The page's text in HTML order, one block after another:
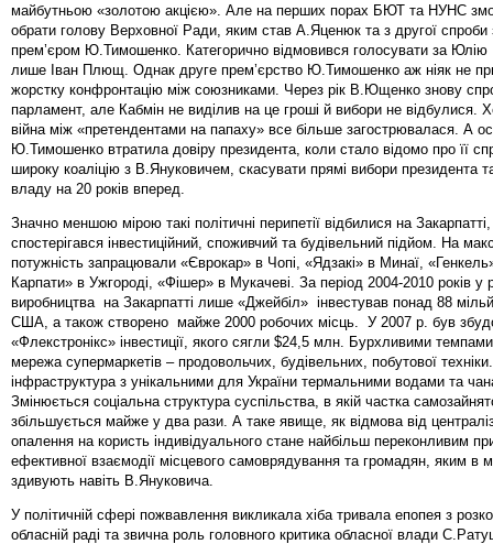
майбутньою «золотою акцією». Але на перших порах БЮТ та НУНС
обрати голову Верховної Ради, яким став А.Яценюк та з другої спроби
прем’єром Ю.Тимошенко. Категорично відмовився голосувати за Юлію
лише Іван Плющ. Однак друге прем’єрство Ю.Тимошенко аж ніяк не
жорстку конфронтацію між союзниками. Через рік В.Ющенко знову
парламент, але Кабмін не виділив на це гроші й вибори не відбулися.
війна між «претендентами на папаху» все більше загострювалася. А
Ю.Тимошенко втратила довіру президента, коли стало відомо про її
широку коаліцію з В.Януковичем, скасувати прямі вибори президента
владу на 20 років вперед.
Значно меншою мірою такі політичні перипетії відбилися на
спостерігався інвестиційний, споживчий та будівельний підйом. На
потужність запрацювали «Єврокар» в Чопі, «Ядзакі» в Минаї,
Карпати» в Ужгороді, «Фішер» в Мукачеві. За період 2004-2010 років у
виробництва на Закарпатті лише «Джейбіл» інвестував понад 88
США, а також створено майже 2000 робочих місць. У 2007 р. був
«Флекстронікс» інвестиції, якого сягли $24,5 млн. Бурхливими
мережа супермаркетів – продовольчих, будівельних, побутової
інфраструктура з унікальними для України термальними водами та
Змінюється соціальна структура суспільства, в якій частка
збільшується майже у два рази. А таке явище, як відмова від
опалення на користь індивідуального стане найбільш переконливим
ефективної взаємодії місцевого самоврядування та громадян, яким в
здивують навіть В.Януковича.
У політичній сфері пожвавлення викликала хіба тривала епопея з
обласній раді та звична роль головного критика обласної влади